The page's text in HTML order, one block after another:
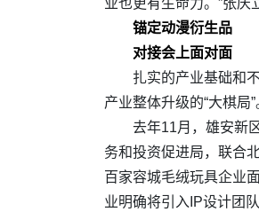
业也更有生命力。”张庆
锚定动漫衍生品
对接会上面对面
扎实的产业基础和
产业整体升级的“大棋局”
去年11月，雄安新
务和投资促进局，联合
百家容城毛绒玩具企业
业明确将引入IP设计团